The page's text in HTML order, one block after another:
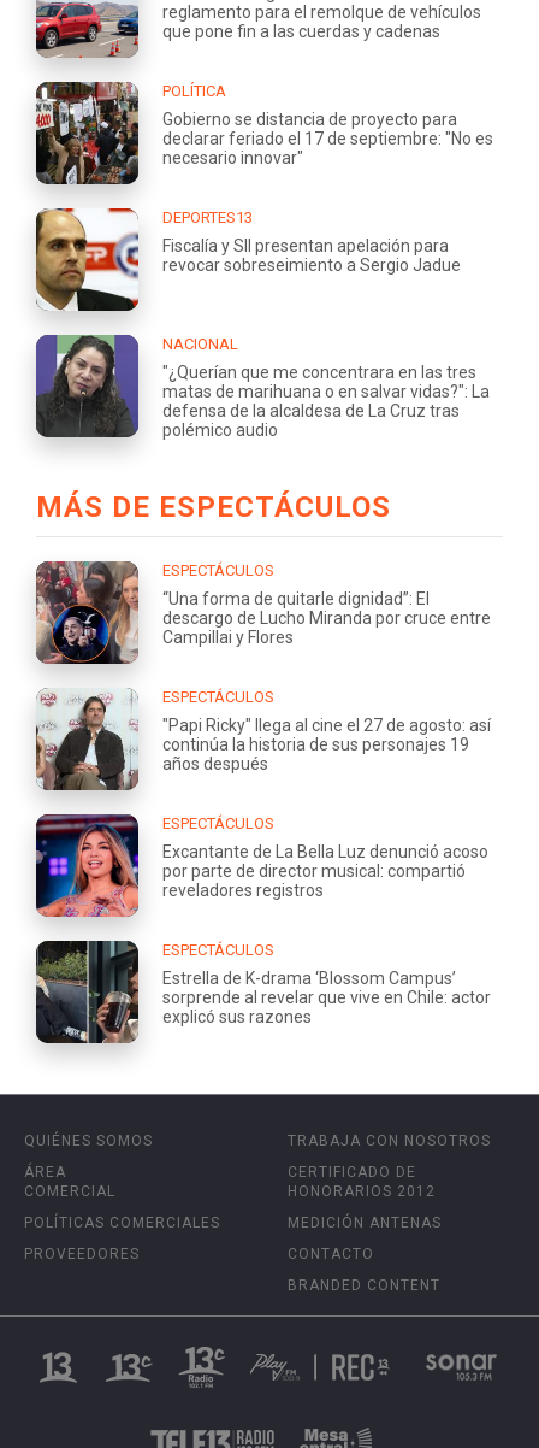
reglamento para el remolque de vehículos
que pone fin a las cuerdas y cadenas
POLÍTICA
Gobierno se distancia de proyecto para
declarar feriado el 17 de septiembre: "No es
necesario innovar"
DEPORTES13
Fiscalía y SII presentan apelación para
revocar sobreseimiento a Sergio Jadue
NACIONAL
"¿Querían que me concentrara en las tres
matas de marihuana o en salvar vidas?": La
defensa de la alcaldesa de La Cruz tras
polémico audio
MÁS DE ESPECTÁCULOS
ESPECTÁCULOS
“Una forma de quitarle dignidad”: El
descargo de Lucho Miranda por cruce entre
Campillai y Flores
ESPECTÁCULOS
"Papi Ricky" llega al cine el 27 de agosto: así
continúa la historia de sus personajes 19
años después
ESPECTÁCULOS
Excantante de La Bella Luz denunció acoso
por parte de director musical: compartió
reveladores registros
ESPECTÁCULOS
Estrella de K-drama ‘Blossom Campus’
sorprende al revelar que vive en Chile: actor
explicó sus razones
QUIÉNES SOMOS
ÁREA
COMERCIAL
POLÍTICAS COMERCIALES
PROVEEDORES
TRABAJA CON NOSOTROS
CERTIFICADO DE
HONORARIOS 2012
MEDICIÓN ANTENAS
CONTACTO
BRANDED CONTENT